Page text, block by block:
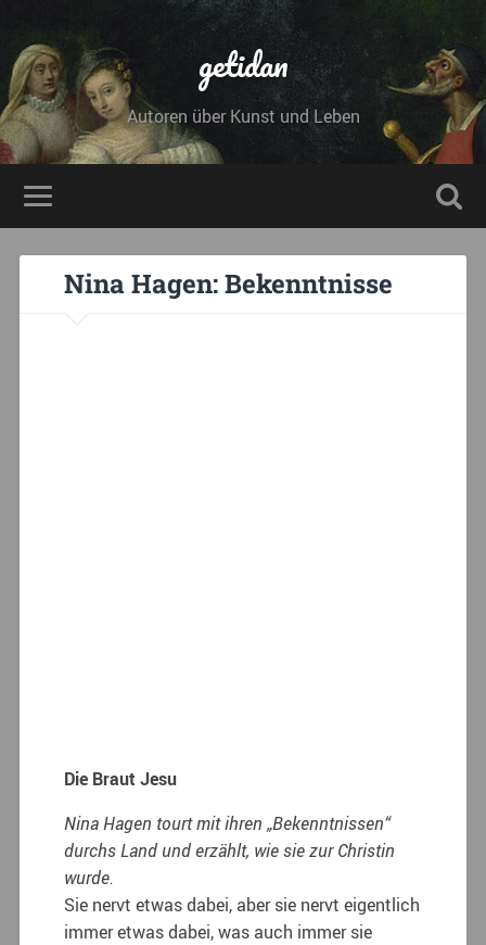
getidan
Autoren über Kunst und Leben
Nina Hagen: Bekenntnisse
Die Braut Jesu
Nina Hagen tourt mit ihren „Bekenntnissen“
durchs Land und erzählt, wie sie zur Christin
wurde.
Sie nervt etwas dabei, aber sie nervt eigentlich
immer etwas dabei, was auch immer sie